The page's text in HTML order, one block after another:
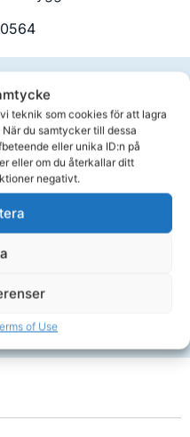
teknik som cookies för att lagra
du samtycker till dessa
eller unika ID:n på
eller om du återkallar ditt
negativt.
of Use